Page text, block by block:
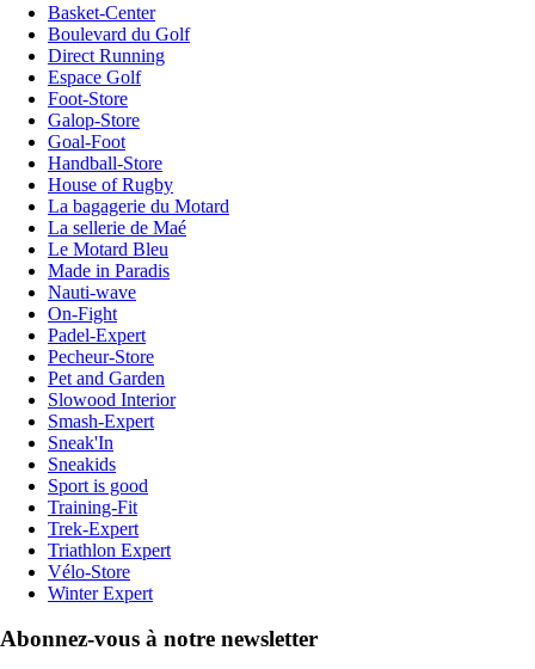
Basket-Center
Boulevard du Golf
Direct Running
Espace Golf
Foot-Store
Galop-Store
Goal-Foot
Handball-Store
House of Rugby
La bagagerie du Motard
La sellerie de Maé
Le Motard Bleu
Made in Paradis
Nauti-wave
On-Fight
Padel-Expert
Pecheur-Store
Pet and Garden
Slowood Interior
Smash-Expert
Sneak'In
Sneakids
Sport is good
Training-Fit
Trek-Expert
Triathlon Expert
Vélo-Store
Winter Expert
Abonnez-vous à notre newsletter